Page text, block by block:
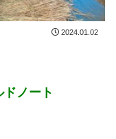
2024.01.02
ノート